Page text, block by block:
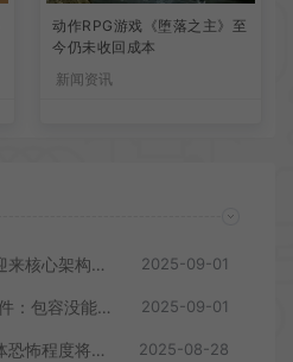
动作RPG游戏《堕落之主》至
今仍未收回成本
新闻资讯
AMD下代RDNA5显卡将迎来核心架构大幅升级 2025-09-01
《失落之魂》不当言论事件：包容没能消解过激言论 2025-09-01
《生化危机9》导演称整体恐怖程度将进一步提升 2025-08-28